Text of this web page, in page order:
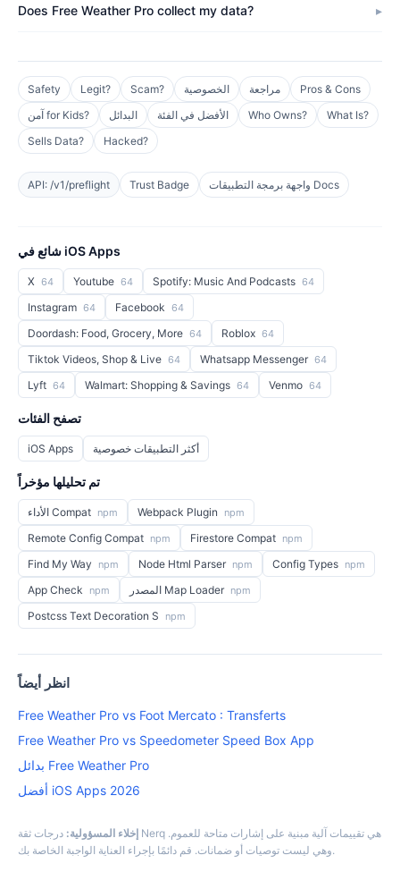
Does Free Weather Pro collect my data?
Safety Legit? Scam? الخصوصية مراجعة
Pros & Cons
آمن for Kids?
البدائل الأفضل في الفئة Who Owns?
What Is?
Sells Data?
Hacked?
API: /v1/preflight Trust Badge واجهة برمجة التطبيقات Docs
شائع في iOS Apps
X 64 Youtube 64 Spotify: Music And Podcasts 64
Instagram 64 Facebook 64
Doordash: Food, Grocery, More 64 Roblox 64
Tiktok Videos, Shop & Live 64 Whatsapp Messenger 64
Lyft 64 Walmart: Shopping & Savings 64 Venmo 64
تصفح الفئات
iOS Apps أكثر التطبيقات خصوصية
تم تحليلها مؤخراً
الأداء Compat npm Webpack Plugin npm
Remote Config Compat npm Firestore Compat npm
Find My Way npm Node Html Parser npm Config Types npm
App Check npm المصدر Map Loader npm
Postcss Text Decoration S npm
انظر أيضاً
Free Weather Pro vs Foot Mercato : Transferts
Free Weather Pro vs Speedometer Speed Box App
بدائل Free Weather Pro
أفضل iOS Apps 2026
إخلاء المسؤولية: درجات ثقة Nerq هي تقييمات آلية مبنية على إشارات متاحة للعموم.
وهي ليست توصيات أو ضمانات. قم دائمًا بإجراء العناية الواجبة الخاصة بك.